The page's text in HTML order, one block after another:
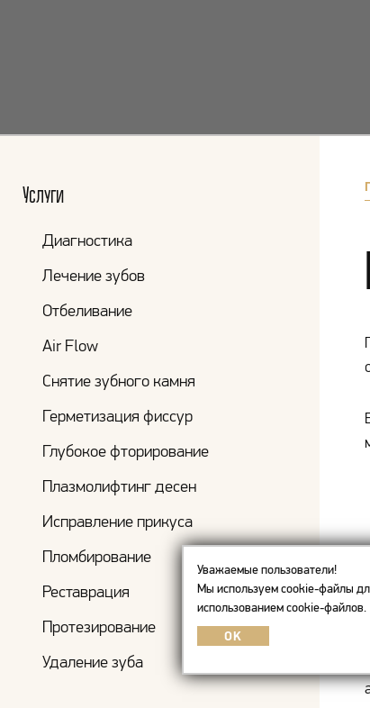
Услуги
Диагностика
Лечение зубов
Отбеливание
Air Flow
Снятие зубного камня
Герметизация фиссур
Глубокое фторирование
Плазмолифтинг десен
Исправление прикуса
Пломбирование
Реставрация
Протезирование
Удаление зуба
Уважаемые пользователи!
Мы используем cookie-файлы
использованием cookie-файлов.
OK